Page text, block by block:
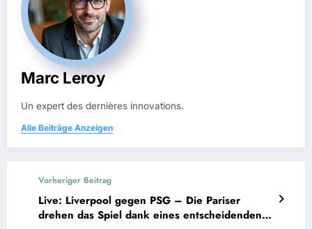
Marc Leroy
Un expert des dernières innovations.
Alle Beiträge Anzeigen
Vorheriger Beitrag
Live: Liverpool gegen PSG – Die Pariser
drehen das Spiel dank eines entscheidenden